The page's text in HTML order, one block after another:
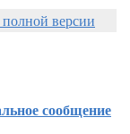
версии
сообщение